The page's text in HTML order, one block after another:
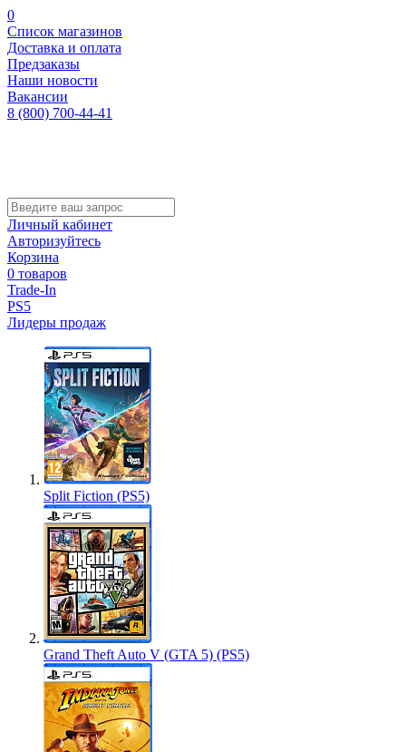
0
Список магазинов
Доставка и оплата
Предзаказы
Наши новости
Вакансии
8 (800) 700-44-41
Личный кабинет
Авторизуйтесь
Корзина
0 товаров
Trade-In
PS5
Лидеры продаж
Split Fiction (PS5)
Grand Theft Auto V (GTA 5) (PS5)